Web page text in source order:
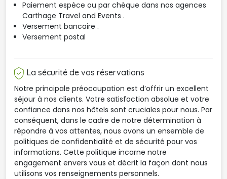
Paiement espèce ou par chèque dans nos agences
Carthage Travel and Events .
Versement bancaire .
Versement postal
La sécurité de vos réservations
Notre principale préoccupation est d’offrir un excellent
séjour à nos clients. Votre satisfaction absolue et votre
confiance dans nos hôtels sont cruciales pour nous. Par
conséquent, dans le cadre de notre détermination à
répondre à vos attentes, nous avons un ensemble de
politiques de confidentialité et de sécurité pour vos
informations. Cette politique incarne notre
engagement envers vous et décrit la façon dont nous
utilisons vos renseignements personnels.